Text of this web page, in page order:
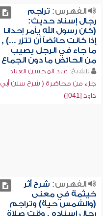
الفهرس: تراجم
رجال إسناد حديث:
(كان رسول الله يأمر إحدانا
إذا كانت حائضاً أن تتزر ...) ,
ما جاء في الرجل يصيب
من الحائض ما دون الجماع
للشيخ: عبد المحسن العباد
جزء من محاضرة ( شرح سنن أبي
داود [041])
الفهرس: شرح أثر
خيثمة في معنى
(والشمس حية) وتراجم
رجال إسناده , وقت صلاة